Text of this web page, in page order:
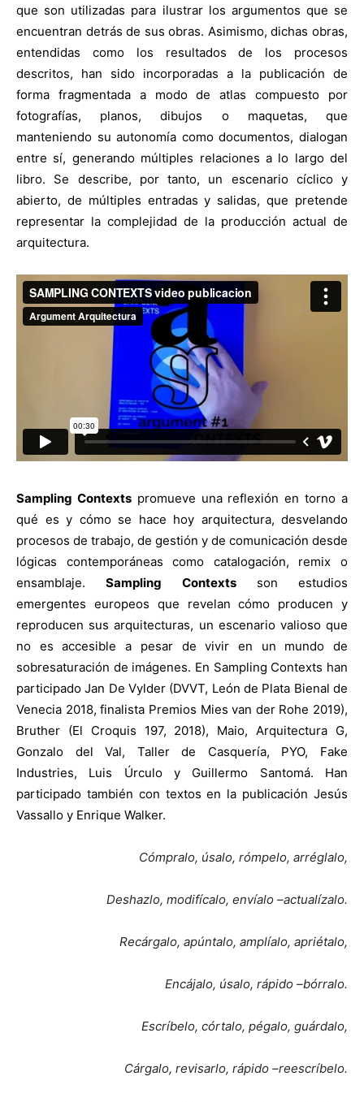
que son utilizadas para ilustrar los argumentos que se
encuentran detrás de sus obras. Asimismo, dichas obras,
entendidas como los resultados de los procesos
descritos, han sido incorporadas a la publicación de
forma fragmentada a modo de atlas compuesto por
fotografías, planos, dibujos o maquetas, que
manteniendo su autonomía como documentos, dialogan
entre sí, generando múltiples relaciones a lo largo del
libro. Se describe, por tanto, un escenario cíclico y
abierto, de múltiples entradas y salidas, que pretende
representar la complejidad de la producción actual de
arquitectura.
Sampling Contextspromueve una reflexión en torno a
qué es y cómo se hace hoy arquitectura, desvelando
procesos de trabajo, de gestión y de comunicación desde
lógicas contemporáneas como catalogación, remix o
ensamblaje.Sampling Contextsson estudios
emergentes europeos que revelan cómo producen y
reproducen sus arquitecturas, un escenario valioso que
no es accesible a pesar de vivir en un mundo de
sobresaturación de imágenes. En Sampling Contexts han
participado Jan De Vylder (DVVT, León de Plata Bienal de
Venecia 2018, finalista Premios Mies van der Rohe 2019),
Bruther (El Croquis 197, 2018), Maio, Arquitectura G,
Gonzalo del Val, Taller de Casquería, PYO, Fake
Industries, Luis Úrculo y Guillermo Santomá. Han
participado también con textos en la publicación Jesús
Vassallo y Enrique Walker.
Cómpralo, úsalo, rómpelo, arréglalo,
Deshazlo, modifícalo, envíalo –actualízalo.
Recárgalo, apúntalo, amplíalo, apriétalo,
Encájalo, úsalo, rápido –bórralo.
Escríbelo, córtalo, pégalo, guárdalo,
Cárgalo, revisarlo, rápido –reescríbelo.